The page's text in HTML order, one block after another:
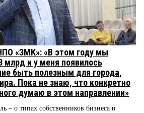
«ЗМК»: «В этом году мы
млрд и у меня появилось
быть полезным для города,
Пока не знаю, что конкретно
думаю в этом направлении»
– о типах собственников бизнеса и